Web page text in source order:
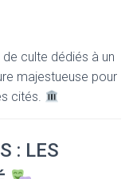
culte dédiés à un
majestueuse pour
cités.
: LES